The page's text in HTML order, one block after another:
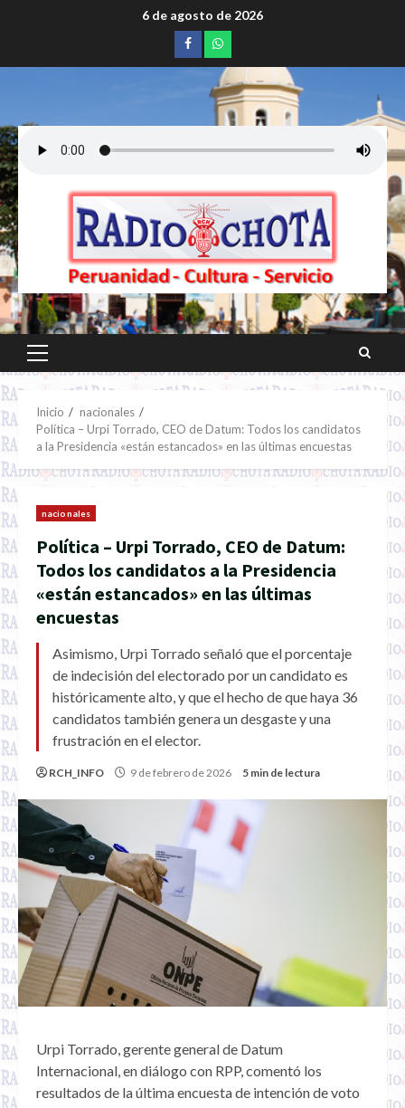
6 de agosto de 2026
Facebookwhatsapp
Menú
principal
Inicio
nacionales
Política – Urpi Torrado, CEO de Datum: Todos los candidatos
a la Presidencia «están estancados» en las últimas encuestas
nacionales
Política – Urpi Torrado, CEO de Datum:
Todos los candidatos a la Presidencia
«están estancados» en las últimas
encuestas
Asimismo, Urpi Torrado señaló que el porcentaje
de indecisión del electorado por un candidato es
históricamente alto, y que el hecho de que haya 36
candidatos también genera un desgaste y una
frustración en el elector.
RCH_INFO 9 de febrero de 2026 5 min de lectura
Urpi Torrado, gerente general de Datum
Internacional, en diálogo con RPP, comentó los
resultados de la última encuesta de intención de voto